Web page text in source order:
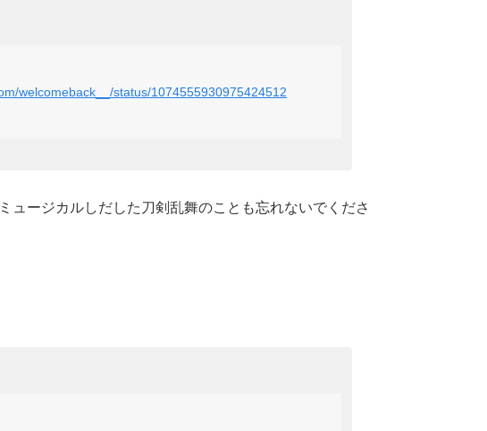
welcomeback__/status/1074555930975424512
ュージカルしだした刀剣乱舞のことも忘れないでくださ